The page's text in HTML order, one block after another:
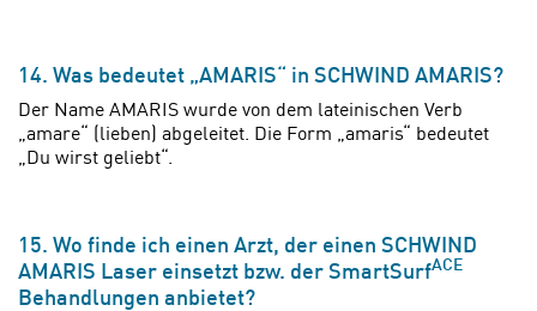
14. Was bedeutet „AMARIS“ in SCHWIND AMARIS?
Der Name AMARIS wurde von dem lateinischen Verb
„amare“ (lieben) abgeleitet. Die Form „amaris“ bedeutet
„Du wirst geliebt“.
15. Wo finde ich einen Arzt, der einen SCHWIND
AMARIS Laser einsetzt bzw. der SmartSurfACE
Behandlungen anbietet?